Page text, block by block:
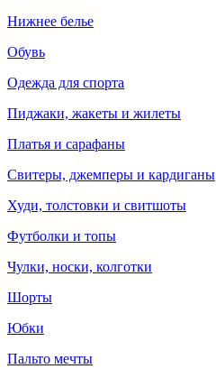
Нижнее белье
Обувь
Одежда для спорта
Пиджаки, жакеты и жилеты
Платья и сарафаны
Свитеры, джемперы и кардиганы
Худи, толстовки и свитшоты
Футболки и топы
Чулки, носки, колготки
Шорты
Юбки
Пальто мечты